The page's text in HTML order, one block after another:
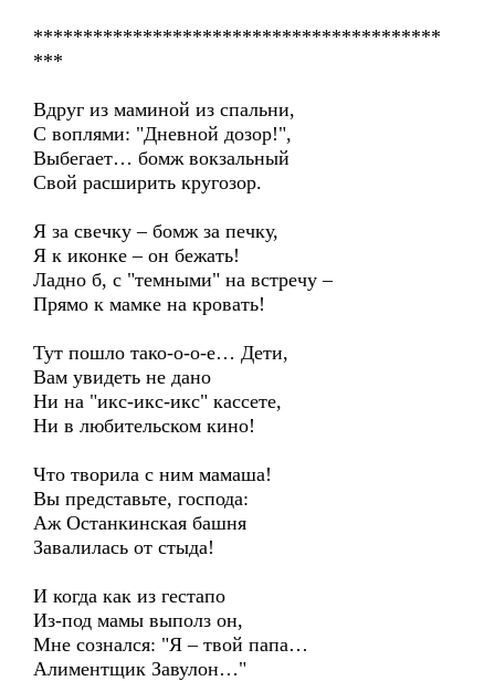
*****************************************
***
Вдруг из маминой из спальни,
С воплями: "Дневной дозор!",
Выбегает… бомж вокзальный
Свой расширить кругозор.
Я за свечку – бомж за печку,
Я к иконке – он бежать!
Ладно б, с "темными" на встречу –
Прямо к мамке на кровать!
Тут пошло тако-о-о-е… Дети,
Вам увидеть не дано
Ни на "икс-икс-икс" кассете,
Ни в любительском кино!
Что творила с ним мамаша!
Вы представьте, господа:
Аж Останкинская башня
Завалилась от стыда!
И когда как из гестапо
Из-под мамы выполз он,
Мне сознался: "Я – твой папа…
Алиментщик Завулон…"